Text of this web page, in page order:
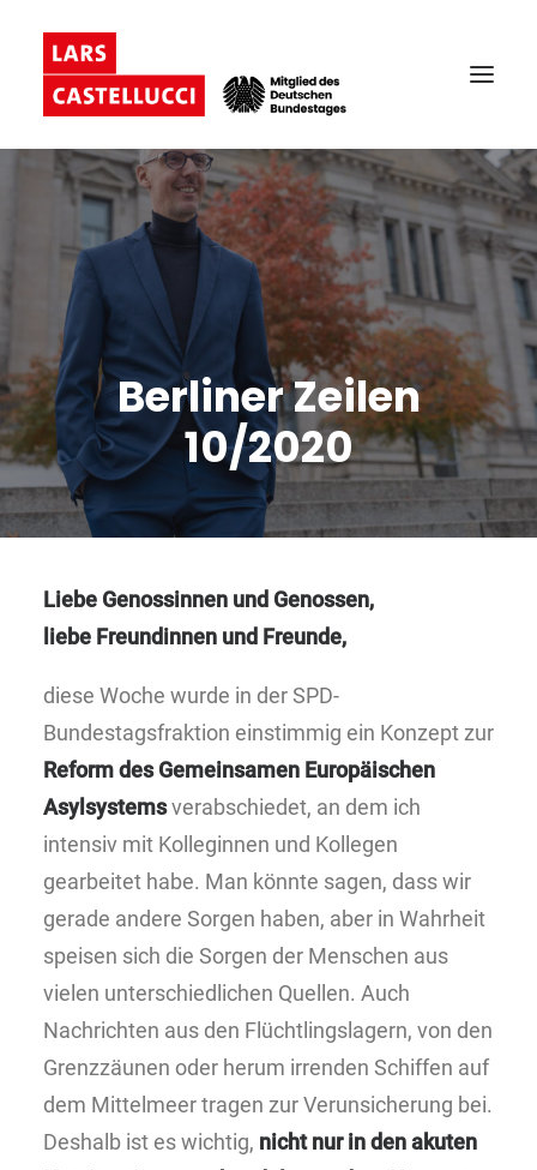
Berliner Zeilen
10/2020
Liebe Genossinnen und Genossen,
liebe Freundinnen und Freunde,
diese Woche wurde in der SPD-
Bundestagsfraktion einstimmig ein Konzept zur
Reform des Gemeinsamen Europäischen
Asylsystemsverabschiedet, an dem ich
intensiv mit Kolleginnen und Kollegen
gearbeitet habe. Man könnte sagen, dass wir
gerade andere Sorgen haben, aber in Wahrheit
speisen sich die Sorgen der Menschen aus
vielen unterschiedlichen Quellen. Auch
Nachrichten aus den Flüchtlingslagern, von den
Grenzzäunen oder herum irrenden Schiffen auf
dem Mittelmeer tragen zur Verunsicherung bei.
Deshalb ist es wichtig, nicht nur in den akuten